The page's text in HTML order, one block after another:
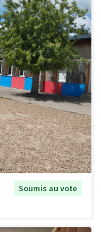
Soumis au vote